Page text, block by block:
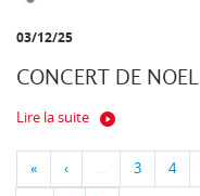
03/12/25
CONCERT DE NOEL
Lire la suite
« ‹ … 3 4